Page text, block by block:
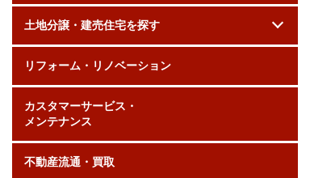
土地分譲・建売住宅を探す
リフォーム・リノベーション
カスタマーサービス・
メンテナンス
不動産流通・買取